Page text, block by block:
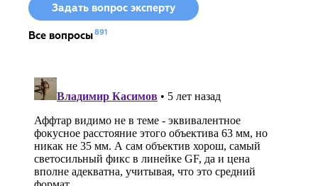
Задать вопрос эксперту
Все вопросы891